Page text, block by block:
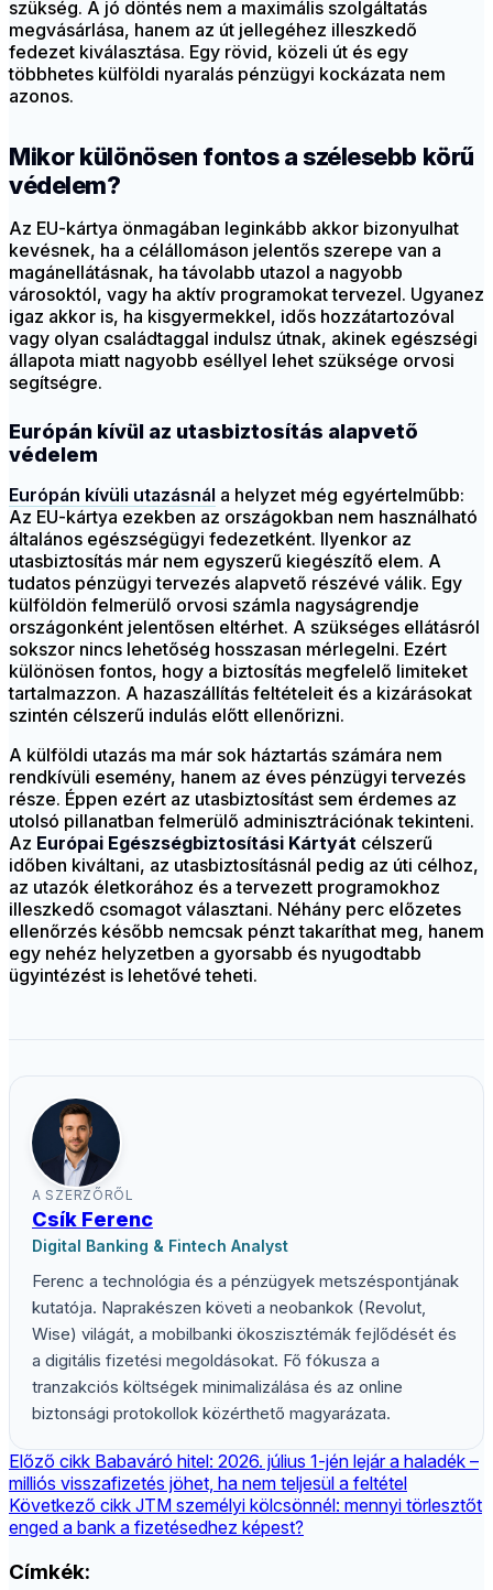
szükség. A jó döntés nem a maximális szolgáltatás
megvásárlása, hanem az út jellegéhez illeszkedő
fedezet kiválasztása. Egy rövid, közeli út és egy
többhetes külföldi nyaralás pénzügyi kockázata nem
azonos.
Mikor különösen fontos a szélesebb körű
védelem?
Az EU-kártya önmagában leginkább akkor bizonyulhat
kevésnek, ha a célállomáson jelentős szerepe van a
magánellátásnak, ha távolabb utazol a nagyobb
városoktól, vagy ha aktív programokat tervezel. Ugyanez
igaz akkor is, ha kisgyermekkel, idős hozzátartozóval
vagy olyan családtaggal indulsz útnak, akinek egészségi
állapota miatt nagyobb eséllyel lehet szüksége orvosi
segítségre.
Európán kívül az utasbiztosítás alapvető
védelem
Európán kívüli utazásnál a helyzet még egyértelműbb:
Az EU-kártya ezekben az országokban nem használható
általános egészségügyi fedezetként. Ilyenkor az
utasbiztosítás már nem egyszerű kiegészítő elem. A
tudatos pénzügyi tervezés alapvető részévé válik. Egy
külföldön felmerülő orvosi számla nagyságrendje
országonként jelentősen eltérhet. A szükséges ellátásról
sokszor nincs lehetőség hosszasan mérlegelni. Ezért
különösen fontos, hogy a biztosítás megfelelő limiteket
tartalmazzon. A hazaszállítás feltételeit és a kizárásokat
szintén célszerű indulás előtt ellenőrizni.
A külföldi utazás ma már sok háztartás számára nem
rendkívüli esemény, hanem az éves pénzügyi tervezés
része. Éppen ezért az utasbiztosítást sem érdemes az
utolsó pillanatban felmerülő adminisztrációnak tekinteni.
Az Európai Egészségbiztosítási Kártyát célszerű
időben kiváltani, az utasbiztosításnál pedig az úti célhoz,
az utazók életkorához és a tervezett programokhoz
illeszkedő csomagot választani. Néhány perc előzetes
ellenőrzés később nemcsak pénzt takaríthat meg, hanem
egy nehéz helyzetben a gyorsabb és nyugodtabb
ügyintézést is lehetővé teheti.
A SZERZŐRŐL
Csík Ferenc
Digital Banking & Fintech Analyst
Ferenc a technológia és a pénzügyek metszéspontjának
kutatója. Naprakészen követi a neobankok (Revolut,
Wise) világát, a mobilbanki ökoszisztémák fejlődését és
a digitális fizetési megoldásokat. Fő fókusza a
tranzakciós költségek minimalizálása és az online
biztonsági protokollok közérthető magyarázata.
Előző cikk Babaváró hitel: 2026. július 1-jén lejár a haladék –
milliós visszafizetés jöhet, ha nem teljesül a feltétel
Következő cikk JTM személyi kölcsönnél: mennyi törlesztőt
enged a bank a fizetésedhez képest?
Címkék: